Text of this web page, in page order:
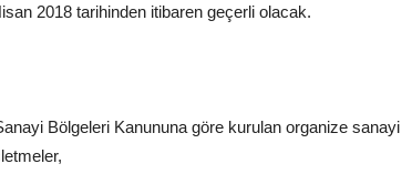
2018 tarihinden itibaren geçerli olacak.
Bölgeleri Kanununa göre kurulan organize sanayi